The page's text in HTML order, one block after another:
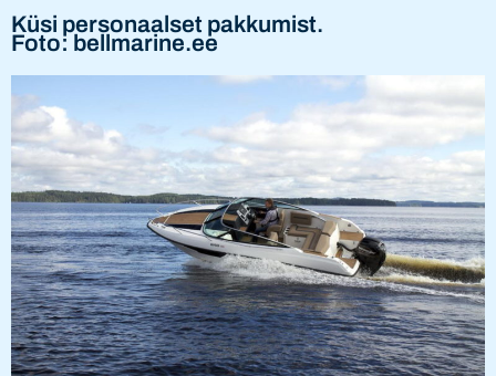
Küsi personaalset pakkumist.
Foto: bellmarine.ee